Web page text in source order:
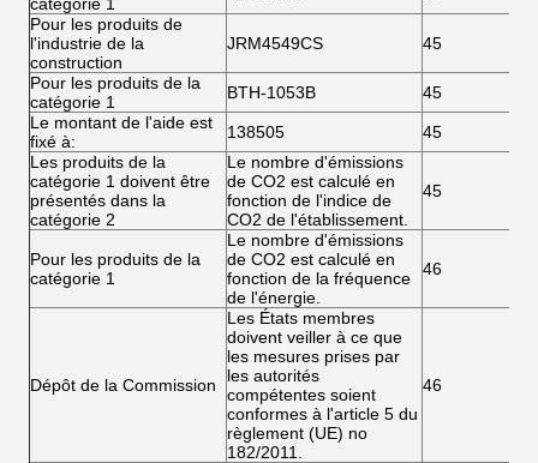
Pour les produits de
l'industrie de la
construction
JRM4549CS 45
Pour les produits de la
catégorie 1
BTH-1053B
45
Le montant de l'aide est
fixé à:
138505
45
Les produits de la
catégorie 1 doivent être
présentés dans la
catégorie 2
Le nombre d'émissions
de CO2 est calculé en
fonction de l'indice de
CO2 de l'établissement.
45
Pour les produits de la
catégorie 1
Le nombre d'émissions
de CO2 est calculé en
fonction de la fréquence
de l'énergie.
46
Dépôt de la Commission
Les États membres
doivent veiller à ce que
les mesures prises par
les autorités
compétentes soient
conformes à l'article 5 du
règlement (UE) no
182/2011.
46